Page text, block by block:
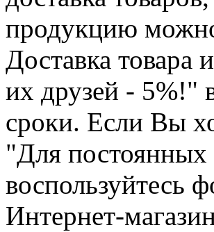
продукцию
Доставка товара
их друзей - 5%!"
сроки. Если Вы
"Для
воспользуйтесь
Интернет-